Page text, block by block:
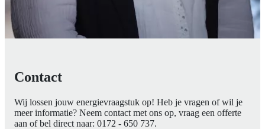
Contact
Wij lossen jouw energievraagstuk op! Heb je vragen of wil je
meer informatie? Neem contact met ons op, vraag een offerte
aan of bel direct naar: 0172 - 650 737.